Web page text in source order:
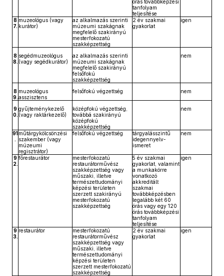
órás továbbképzési
tanfolyam
teljesítése
8
7.
muzeológus (vagy
kurátor)
az alkalmazás szerinti
múzeumi szakágnak
megfelelő szakirányú
mesterfokozatú
szakképzettség
2 év szakmai
gyakorlat
igen
8
8.
segédmuzeológus
(vagy segédkurátor)
az alkalmazás szerinti
múzeumi szakágnak
megfelelő szakirányú
felsőfokú
szakképzettség
nem
8
9.
muzeológus
asszisztens
felsőfokú végzettség nem
9
0.
gyűjteménykezelő
(vagy raktárkezelő)
középfokú végzettség,
továbbá szakirányú
középfokú
szakképzettség
nem
91
.
műtárgykölcsönzési
szakember (vagy
múzeumi
regisztrátor)
felsőfokú végzettség
tárgyalásszintű
idegennyelv-
ismeret
nem
9
2.
főrestaurátor
mesterfokozatú
restaurátorművész
szakképzettség vagy
műszaki, illetve
természettudományi
képzési területen
szerzett szakirányú
mesterfokozatú
szakképzettség
5 év szakmai
gyakorlat, valamint
a munkakörre
vonatkozó
akkreditált
szakmai
továbbképzésben
legalább két 60
órás vagy egy 120
órás továbbképzési
tanfolyam
teljesítése
igen
9
3.
restaurátor
mesterfokozatú
restaurátorművész
szakképzettség vagy
műszaki, illetve
természettudományi
képzési területen
szerzett mesterfokozatú
szakképzettség
2 év szakmai
gyakorlat
igen